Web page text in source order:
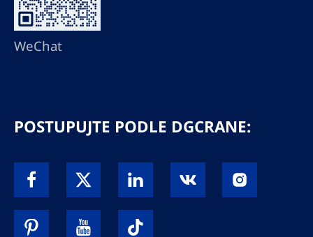
WeChat
POSTUPUJTE PODLE DGCRANE: